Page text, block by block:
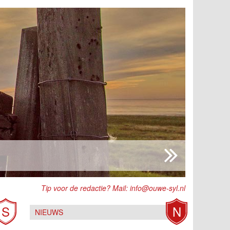
Tip voor de redactie? Mail: info@ouwe-syl.nl
S NIEUWS N